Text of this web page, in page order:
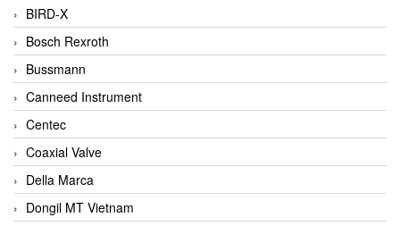
BIRD-X
Bosch Rexroth
Bussmann
Canneed Instrument
Centec
Coaxial Valve
Della Marca
Dongil MT Vietnam